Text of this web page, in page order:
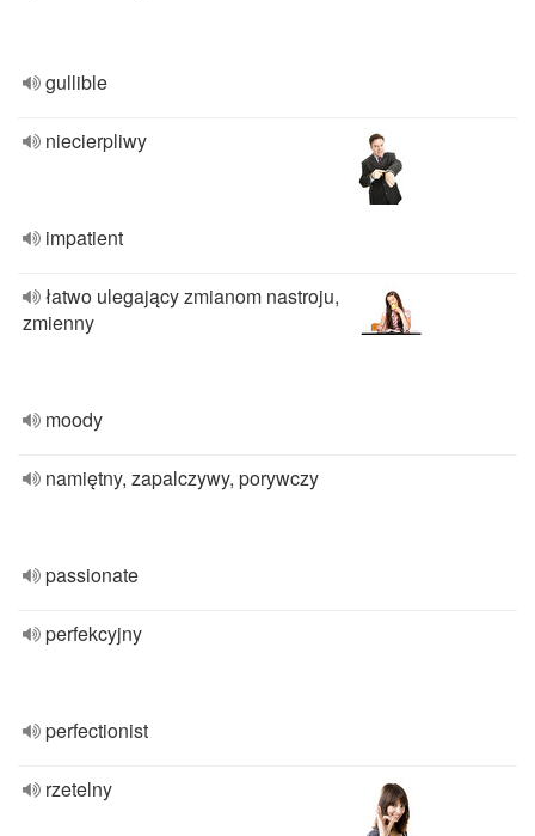
gullible
niecierpliwy
impatient
łatwo ulegający zmianom nastroju,
zmienny
moody
namiętny, zapalczywy, porywczy
passionate
perfekcyjny
perfectionist
rzetelny